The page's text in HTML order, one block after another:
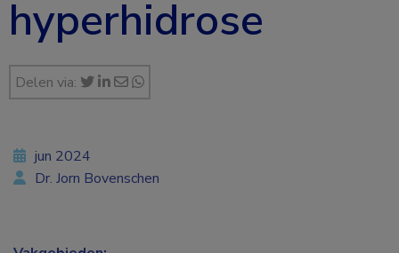
hyperhidrose
Delen via:
jun 2024
Dr. Jorn Bovenschen